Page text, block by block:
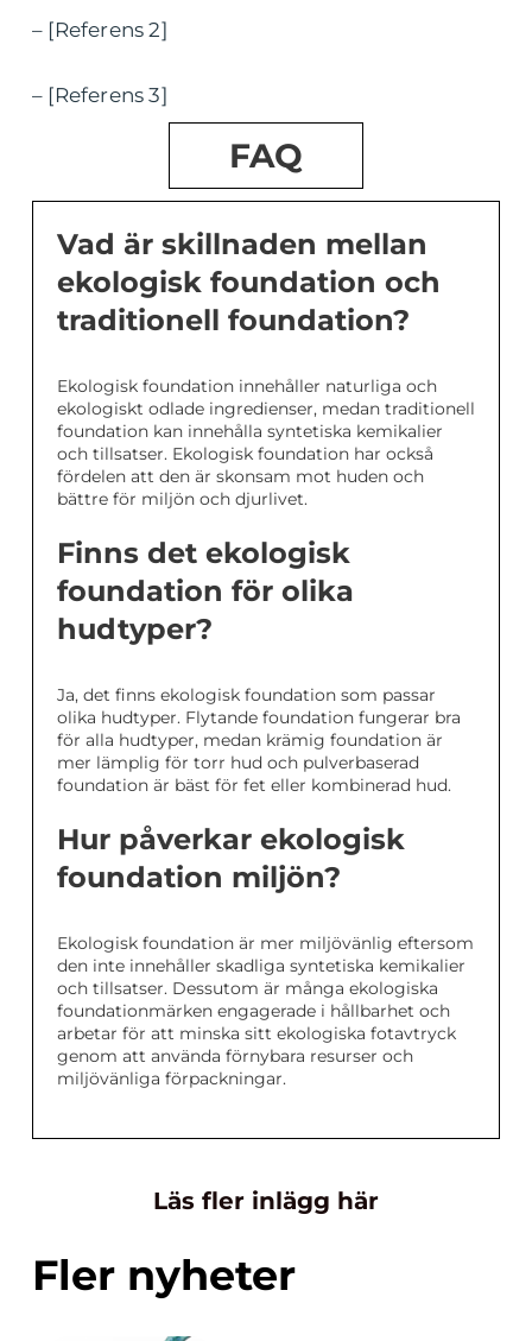
– [Referens 2]
– [Referens 3]
FAQ
Vad är skillnaden mellan
ekologisk foundation och
traditionell foundation?
Ekologisk foundation innehåller naturliga och
ekologiskt odlade ingredienser, medan traditionell
foundation kan innehålla syntetiska kemikalier
och tillsatser. Ekologisk foundation har också
fördelen att den är skonsam mot huden och
bättre för miljön och djurlivet.
Finns det ekologisk
foundation för olika
hudtyper?
Ja, det finns ekologisk foundation som passar
olika hudtyper. Flytande foundation fungerar bra
för alla hudtyper, medan krämig foundation är
mer lämplig för torr hud och pulverbaserad
foundation är bäst för fet eller kombinerad hud.
Hur påverkar ekologisk
foundation miljön?
Ekologisk foundation är mer miljövänlig eftersom
den inte innehåller skadliga syntetiska kemikalier
och tillsatser. Dessutom är många ekologiska
foundationmärken engagerade i hållbarhet och
arbetar för att minska sitt ekologiska fotavtryck
genom att använda förnybara resurser och
miljövänliga förpackningar.
Läs fler inlägg här
Fler nyheter